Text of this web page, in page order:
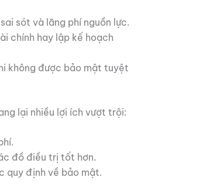
sót và lãng phí nguồn lực.
chính hay lập kế hoạch
không được bảo mật tuyệt
lại nhiều lợi ích vượt trội:
đồ điều trị tốt hơn.
quy định về bảo mật.